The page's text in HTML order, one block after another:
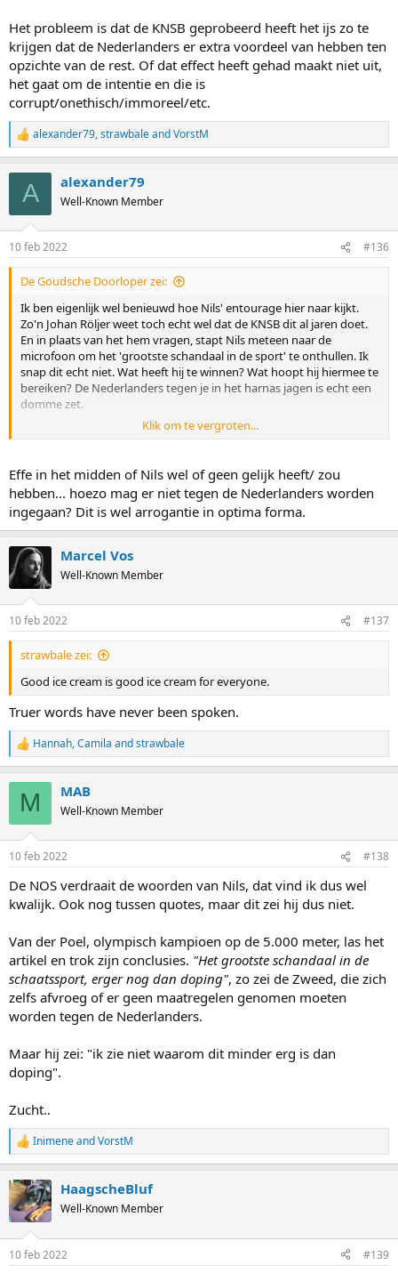
Het probleem is dat de KNSB geprobeerd heeft het ijs zo te
krijgen dat de Nederlanders er extra voordeel van hebben ten
opzichte van de rest. Of dat effect heeft gehad maakt niet uit,
het gaat om de intentie en die is
corrupt/onethisch/immoreel/etc.
R
e
s
:
alexander79,strawbaleandVorstM
A alexander79
Well-Known Member
10 feb 2022 #136
De Goudsche Doorloper zei:
Ik ben eigenlijk wel benieuwd hoe Nils' entourage hier naar kijkt.
Zo'n Johan Röljer weet toch echt wel dat de KNSB dit al jaren doet.
En in plaats van het hem vragen, stapt Nils meteen naar de
microfoon om het 'grootste schandaal in de sport' te onthullen. Ik
snap dit echt niet. Wat heeft hij te winnen? Wat hoopt hij hiermee te
bereiken? De Nederlanders tegen je in het harnas jagen is echt een
domme zet.
Het interesseert hem kennelijk geen zier dat hij hiermee alle
heilig in zijn eigen gelijk te geloven, zonder enige nuance te zien.
Het maakt hem enerzijds eigengereid, maar vooral ook eigenwijs.
Het is een beetje een ongelukkig geschreven artikel, meer niet. Ik
had hem intelligenter ingeschat dan dit. Jammer.
Klik om te vergroten...
Effe in het midden of Nils wel of geen gelijk heeft/ zou
hebben... hoezo mag er niet tegen de Nederlanders worden
ingegaan? Dit is wel arrogantie in optima forma.
Marcel Vos
Well-Known Member
10 feb 2022 #137
strawbale zei:
Good ice cream is good ice cream for everyone.
Truer words have never been spoken.
R
e
s
Hannah,Camila andstrawbale
M MAB
Well-Known Member
10 feb 2022 #138
De NOS verdraait de woorden van Nils, dat vind ik dus wel
kwalijk. Ook nog tussen quotes, maar dit zei hij dus niet.
Van der Poel, olympisch kampioen op de 5.000 meter, las het
artikel en trok zijn conclusies. "Het grootste schandaal in de
schaatssport, erger nog dan doping", zo zei de Zweed, die zich
zelfs afvroeg of er geen maatregelen genomen moeten
worden tegen de Nederlanders.
Maar hij zei: "ik zie niet waarom dit minder erg is dan
doping".
Zucht..
R
e
c
t
i
s
InimeneandVorstM
HaagscheBluf
Well-Known Member
10 feb 2022 #139